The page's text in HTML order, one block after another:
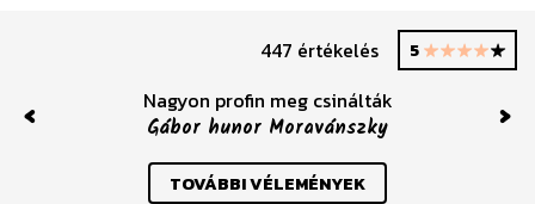
447 értékelés 5
Nagyon profin meg csinálták
Gábor hunor Moravánszky
Previous
TOVÁBBI VÉLEMÉNYEK